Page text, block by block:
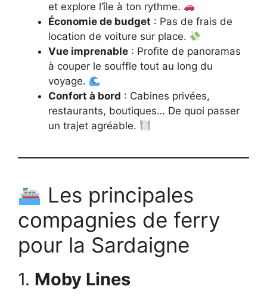
et explore l’île à ton rythme.
Économie de budget : Pas de frais de
location de voiture sur place.
Vue imprenable : Profite de panoramas
à couper le souffle tout au long du
voyage.
Confort à bord : Cabines privées,
restaurants, boutiques… De quoi passer
un trajet agréable.
Les principales
compagnies de ferry
pour la Sardaigne
1. Moby Lines